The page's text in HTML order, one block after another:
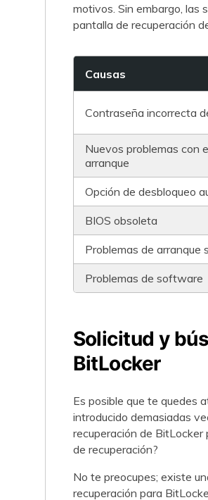
motivos. Sin embargo, las
pantalla de recuperación
Causas
Contraseña incorrecta
Nuevos problemas con
arranque
Opción de desbloqueo
BIOS obsoleta
Problemas de arranque
Problemas de software
Solicitud y
BitLocker
Es posible que te quedes
introducido demasiadas
recuperación de BitLocker
de recuperación?
No te preocupes; existe
recuperación para